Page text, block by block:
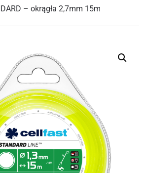
– okrągła 2,7mm 15m